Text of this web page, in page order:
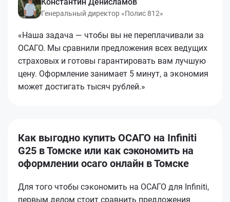
Генеральный директор «Полис 812»
«Наша задача — чтобы вы не переплачивали за
ОСАГО. Мы сравнили предложения всех ведущих
страховых и готовы гарантировать вам лучшую
цену. Оформление занимает 5 минут, а экономия
может достигать тысяч рублей.»
Как выгодно купить ОСАГО на Infiniti
G25 в Томске или как сэкономить на
оформлении осаго онлайн в Томске
Для того чтобы сэкономить на ОСАГО для Infiniti,
первым делом стоит сравнить предложения